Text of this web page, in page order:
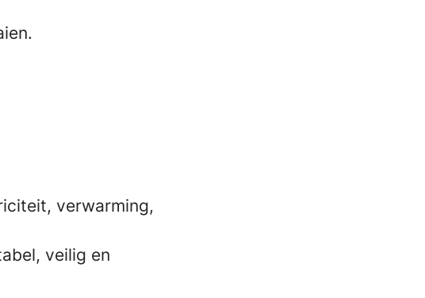
verwarming,
veilig en